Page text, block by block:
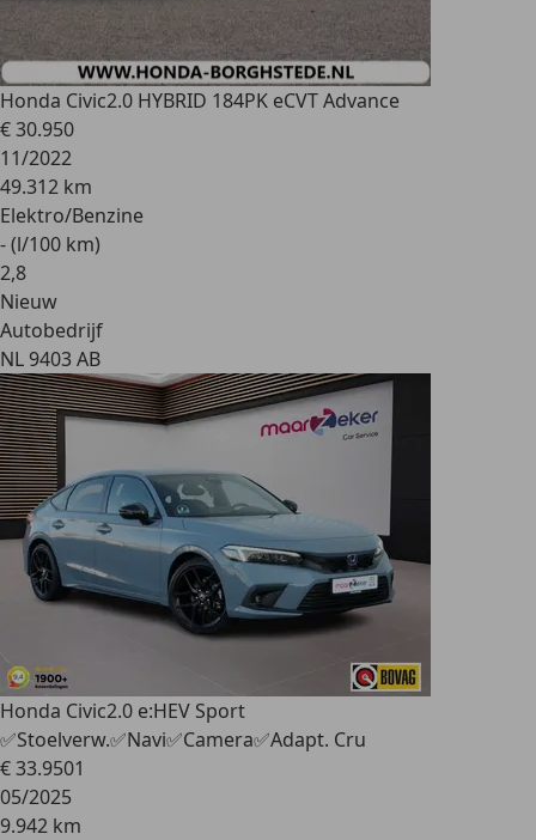
Honda Civic2.0 HYBRID 184PK eCVT Advance
€ 30.950
11/2022
49.312 km
Elektro/Benzine
- (l/100 km)
2,8
Nieuw
Autobedrijf
NL 9403 AB
Honda Civic2.0 e:HEV Sport
✅Stoelverw.✅Navi✅Camera✅Adapt. Cru
€ 33.9501
05/2025
9.942 km